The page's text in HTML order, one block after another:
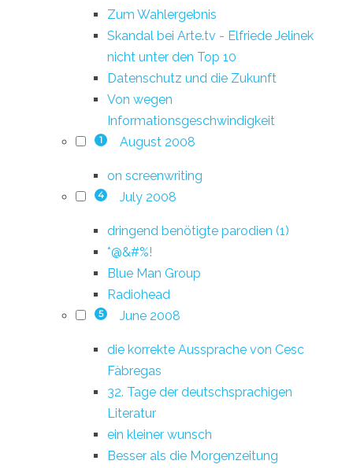
Zum Wahlergebnis
Skandal bei Arte.tv - Elfriede Jelinek
nicht unter den Top 10
Datenschutz und die Zukunft
Von wegen
Informationsgeschwindigkeit
1 August 2008
on screenwriting
4 July 2008
dringend benötigte parodien (1)
*@&#%!
Blue Man Group
Radiohead
5 June 2008
die korrekte Aussprache von Cesc
Fàbregas
32. Tage der deutschsprachigen
Literatur
ein kleiner wunsch
Besser als die Morgenzeitung